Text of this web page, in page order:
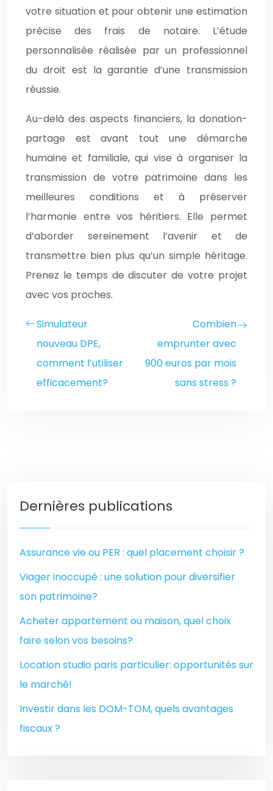
votre situation et pour obtenir une estimation
précise des frais de notaire. L’étude
personnalisée réalisée par un professionnel
du droit est la garantie d’une transmission
réussie.
Au-delà des aspects financiers, la donation-
partage est avant tout une démarche
humaine et familiale, qui vise à organiser la
transmission de votre patrimoine dans les
meilleures conditions et à préserver
l’harmonie entre vos héritiers. Elle permet
d’aborder sereinement l’avenir et de
transmettre bien plus qu’un simple héritage.
Prenez le temps de discuter de votre projet
avec vos proches.
Simulateur
nouveau DPE,
comment l’utiliser
efficacement?
Combien
emprunter avec
900 euros par mois
sans stress ?
Dernières publications
Assurance vie ou PER : quel placement choisir ?
Viager inoccupé : une solution pour diversifier
son patrimoine?
Acheter appartement ou maison, quel choix
faire selon vos besoins?
Location studio paris particulier: opportunités sur
le marché!
Investir dans les DOM-TOM, quels avantages
fiscaux ?